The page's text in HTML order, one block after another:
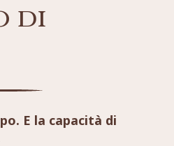
di
E la capacità di